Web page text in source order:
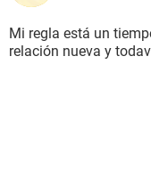
Mi regla está un
relación nueva y